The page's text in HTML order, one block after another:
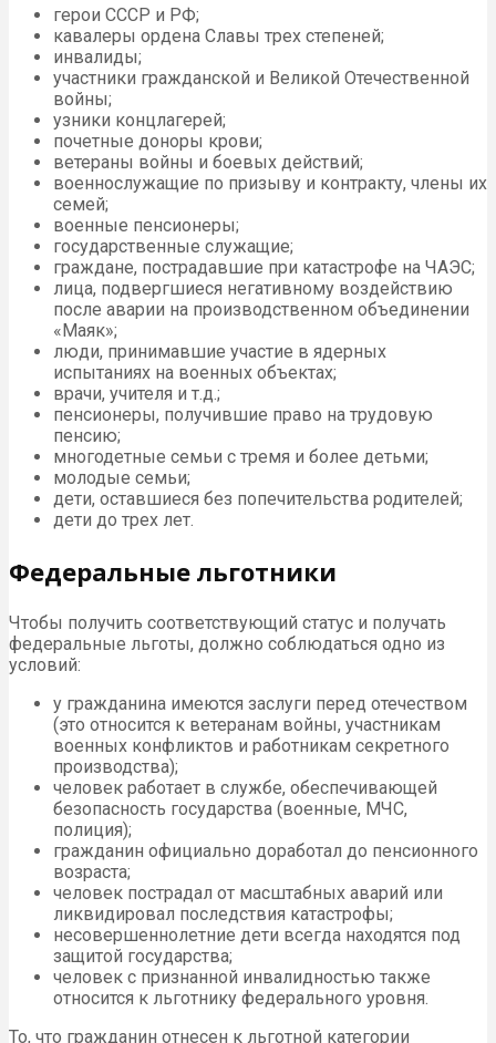
герои СССР и РФ;
кавалеры ордена Славы трех степеней;
инвалиды;
участники гражданской и Великой Отечественной
войны;
узники концлагерей;
почетные доноры крови;
ветераны войны и боевых действий;
военнослужащие по призыву и контракту, члены их
семей;
военные пенсионеры;
государственные служащие;
граждане, пострадавшие при катастрофе на ЧАЭС;
лица, подвергшиеся негативному воздействию
после аварии на производственном объединении
«Маяк»;
люди, принимавшие участие в ядерных
испытаниях на военных объектах;
врачи, учителя и т.д.;
пенсионеры, получившие право на трудовую
пенсию;
многодетные семьи с тремя и более детьми;
молодые семьи;
дети, оставшиеся без попечительства родителей;
дети до трех лет.
Федеральные льготники
Чтобы получить соответствующий статус и получать
федеральные льготы, должно соблюдаться одно из
условий:
у гражданина имеются заслуги перед отечеством
(это относится к ветеранам войны, участникам
военных конфликтов и работникам секретного
производства);
человек работает в службе, обеспечивающей
безопасность государства (военные, МЧС,
полиция);
гражданин официально доработал до пенсионного
возраста;
человек пострадал от масштабных аварий или
ликвидировал последствия катастрофы;
несовершеннолетние дети всегда находятся под
защитой государства;
человек с признанной инвалидностью также
относится к льготнику федерального уровня.
То, что гражданин отнесен к льготной категории